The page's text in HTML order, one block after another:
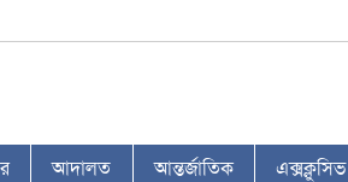
আদালত আন্তর্জাতিক এক্সক্লুসিভ